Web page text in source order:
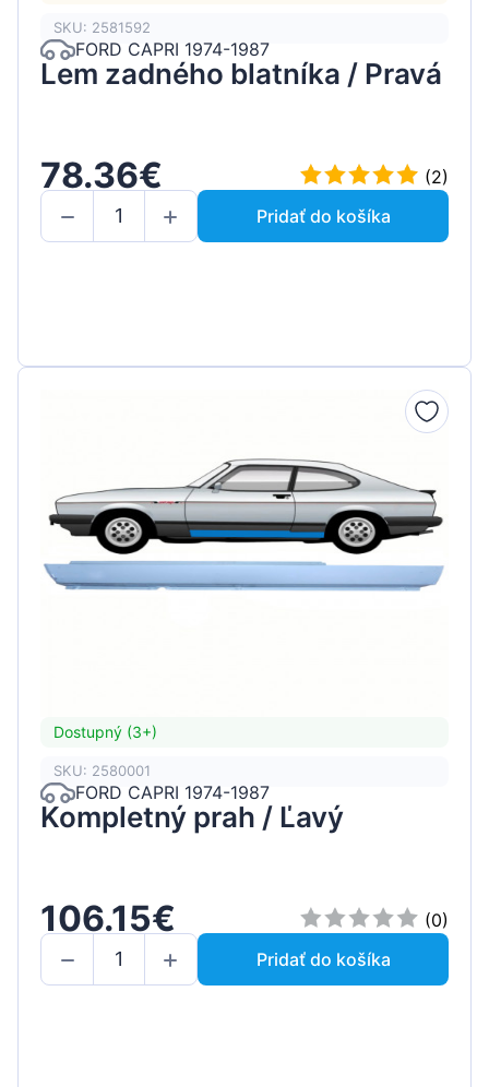
SKU: 2581592
FORD CAPRI 1974-1987
Lem zadného blatníka / Pravá
78.36€
(2)
Pridať do košíka
Dostupný (3+)
SKU: 2580001
FORD CAPRI 1974-1987
Kompletný prah / Ľavý
106.15€
(0)
Pridať do košíka